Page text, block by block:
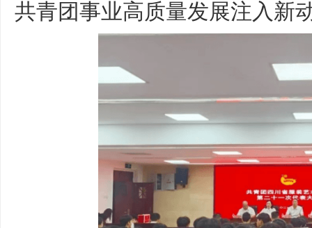
共青团事业高质量发展注入新